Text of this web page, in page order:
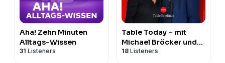
Aha! Zehn Minuten
Alltags-Wissen
31 Listeners
Table Today – mit
Michael Bröcker und
Helene Bubrowski
18 Listeners